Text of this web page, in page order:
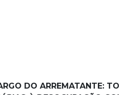
DO ARREMATANTE: